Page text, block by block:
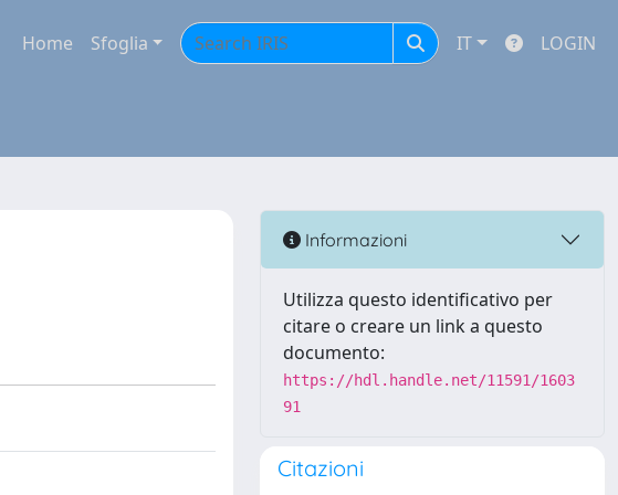
Home Sfoglia IT LOGIN
Informazioni
Utilizza questo identificativo per
citare o creare un link a questo
documento:
https://hdl.handle.net/11591/1603
91
Citazioni